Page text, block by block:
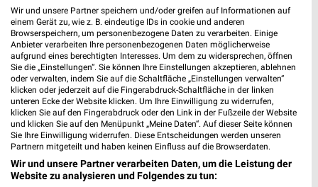
Küchentrends
Gültig bis Mi. 30.09.
Wohnideen so individuell wie du!
Gültig bis Fr. 14.08.
XXXLutz XXXLutz
Wir und unsere Partner speichern und/oder greifen auf Informationen auf
einem Gerät zu, wie z. B. eindeutige IDs in cookie und anderen
Browserspeichern, um personenbezogene Daten zu verarbeiten. Einige
Anbieter verarbeiten Ihre personenbezogenen Daten möglicherweise
aufgrund eines berechtigten Interesses. Um dem zu widersprechen, öffnen
Sie die „Einstellungen“. Sie können Ihre Einstellungen akzeptieren, ablehnen
oder verwalten, indem Sie auf die Schaltfläche „Einstellungen verwalten“
klicken oder jederzeit auf die Fingerabdruck-Schaltfläche in der linken
unteren Ecke der Website klicken. Um Ihre Einwilligung zu widerrufen,
klicken Sie auf den Fingerabdruck oder den Link in der Fußzeile der Website
und klicken Sie auf den Menüpunkt „Meine Daten“. Auf dieser Seite können
Sie Ihre Einwilligung widerrufen. Diese Entscheidungen werden unseren
Partnern mitgeteilt und haben keinen Einfluss auf die Browserdaten.
Wir und unsere Partner verarbeiten Daten, um die Leistung der
Website zu analysieren und Folgendes zu tun: